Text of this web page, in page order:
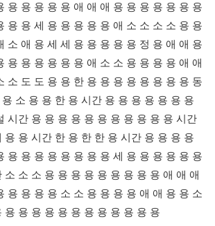
용 용 용 용 용 애 애 애 용 용 용 용 용 용 용
용 용 세 용 용 용 용 용 애 소 소 소 소 용 용
소 애 용 세 세 용 용 용 용 용 정 용 애 애 용
용 용 용 용 용 용 애 소 소 용 용 용 용 애 애
소 도 도 용 용 한 용 용 용 용 용 용 용 용 동
소 용 용 한 용 시간 용 용 용 용 용 용 용
시간 용 용 용 용 용 용 용 용 용 용 용 시간
용 용 시간 한 용 한 한 용 시간 용 용 용 용
용 용 용 용 용 용 용 용 세 용 용 용 용 용 용
소 소 소 용 용 용 용 용 용 용 용 용 애 애 애
용 용 용 용 소 소 용 용 용 용 애 애 용 용 소
용 용 용 용 용 용 용 용 용 용 용 용